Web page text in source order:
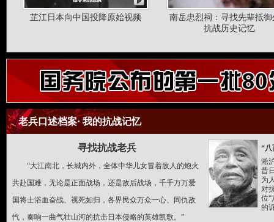
芷江日本向中国投降原始视频
南岳忠烈祠：寻找先辈抵御
抗战历史记忆
老兵口述档案· 我的抗战记忆
寻找抗战老兵
“大江南北，长城内外，全体中华儿女冒着敌人的炮火
共赴国难，无论是正面战场，还是敌后战场，千千万万爱
国将士浴血奋战、视死如归，各界民众万众一心、同仇敌
忾，奏响一曲气壮山河的抗击日本侵略的英雄凯歌。”
“八
淞
昔
为
对
位“
的